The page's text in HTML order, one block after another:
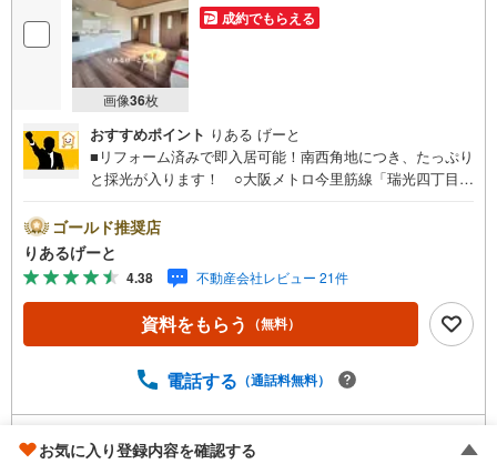
画像36枚
成約でもらえる
おすすめポイント りある げーと
■リフォーム済みで即入居可能！南西角地につき、たっぷり
と採光が入ります！ ○大阪メトロ今里筋線「瑞光四丁目」
て家族に嬉しい教育施設が近い立地！■物件検討中のお客さ
ま！ちょっと見学してみたいだけなどでも内覧可能です！
売主さまの都合等で見学ができない場合がございます。お
気軽に「りあるげーと」までお問合わせ下さい！■「りある
げーと」が選ばれるポイント！■年中休まず営業中！いつで
も対応致します！・営業時間:9:00～21:00上記の時間帯
す！■各種相談、承ります！■【無料送迎】「小さなお子さ
らい」などご相談ください！営業スタッフがご自宅に伺っ
て送迎致します！【リフォーム相談】資格を持った専門ス
タッフがお悩みに合わせてお話をうかがい、お客さまにぴ
ゴールド推奨店
りあるげーと
4.38 不動産会社レビュー 21件
資料をもらう （無料）
電話する （通話料無料）
取り扱い不動産会社をもっと見る（
お気に入り登録内容を確認する